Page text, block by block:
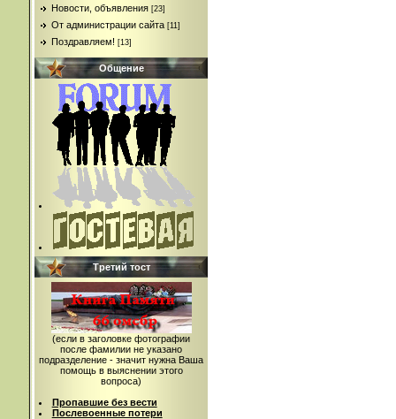
Новости, объявления [23]
От администрации сайта [11]
Поздравляем! [13]
Общение
Третий тост
(если в заголовке фотографии
после фамилии не указано
подразделение - значит нужна Ваша
помощь в выяснении этого
вопроса)
Пропавшие без вести
Послевоенные потери